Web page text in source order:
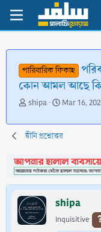
পারিবারিক ফিকাহ
কোন আমল আছে
T
r
e
d
s
r
t
e
shipa
S
a
r
d
a
Mar 16,
দ্বীনি প্রশ্নোত্তর
shipa
Inquisitive